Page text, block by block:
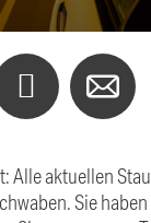
Alle aktuellen
Sie